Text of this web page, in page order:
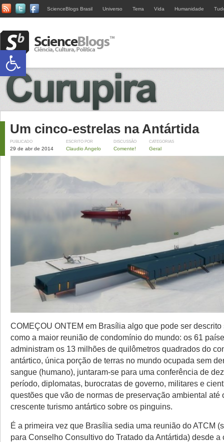
ScienceBlogs Brasil Universo Terra Vida Humanidade
Um cinco-estrelas na Antártida
PUBLICADO
29 de abr de 2014
ESCRITO POR
Claudio Angelo
DISCUSSÃO
Comente!
CATEGORIAS
Geral
COMEÇOU ONTEM em Brasília algo que pode ser descrito
como a maior reunião de condomínio do mundo: os 61
administram os 13 milhões de quilômetros quadrados do
antártico, única porção de terras no mundo ocupada sem
sangue (humano), juntaram-se para uma conferência de
período, diplomatas, burocratas de governo, militares e
questões que vão de normas de preservação ambiental até
crescente turismo antártico sobre os pinguins.
É a primeira vez que Brasília sedia uma reunião do ATCM
para Conselho Consultivo do Tratado da Antártida) desde a
Abrir a barra de ferramentas